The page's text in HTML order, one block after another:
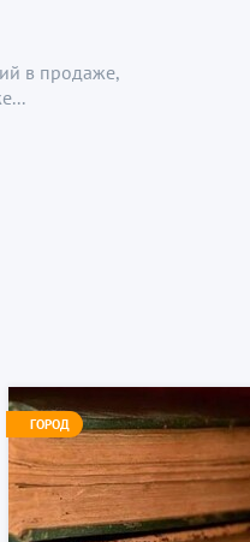
в продаже,
ГОРОД